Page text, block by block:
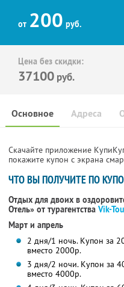
от 200 руб.
Цена без скидки:
37100 руб.
Основное Адреса
Скачайте приложение
покажите купон с экрана
ЧТО ВЫ ПОЛУЧИТЕ ПО
Отдых для двоих в
Отель» от турагентства Vik-
Март и апрель
2 дня/1 ночь. Купон за
вместо 2000р.
3 дня/2 ночи. Купон за
вместо 4000р.